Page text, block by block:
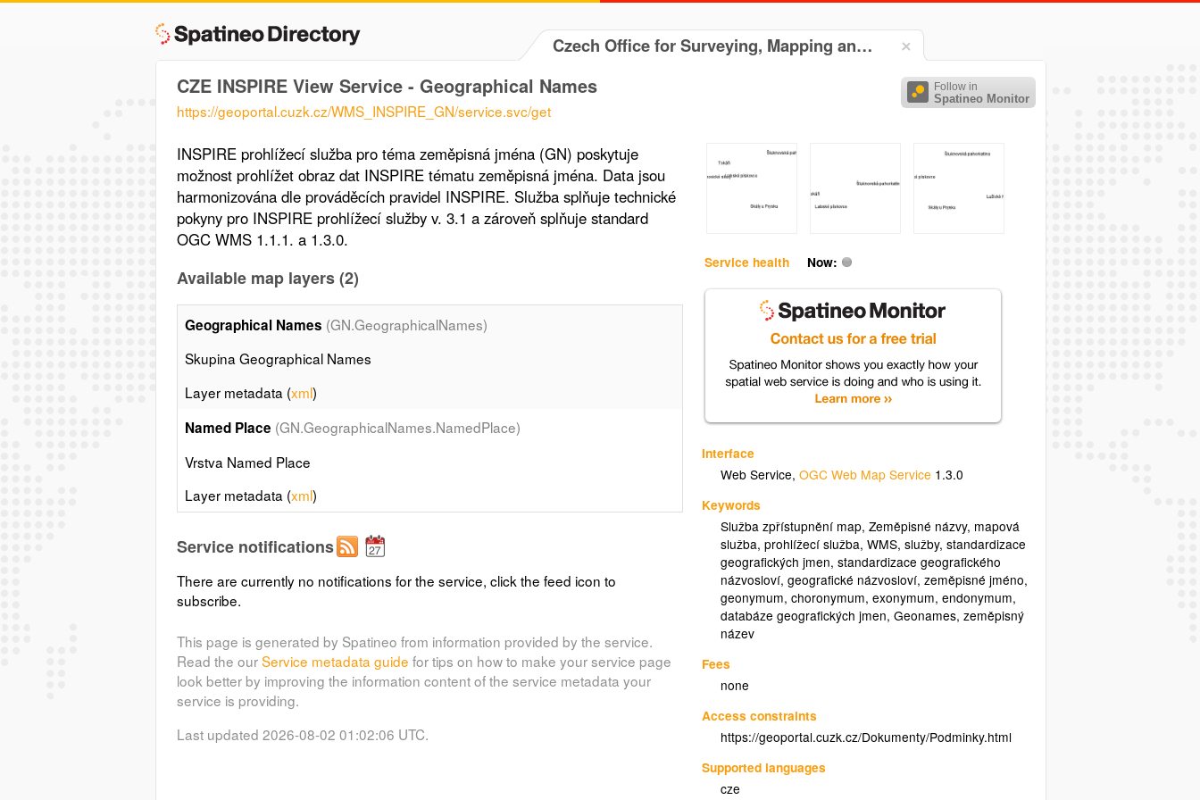
Czech Office for Surveying, Mapping an…
Follow in
Spatineo Monitor
CZE INSPIRE View Service - Geographical Names
https://geoportal.cuzk.cz/WMS_INSPIRE_GN/service.svc/get
Service health Now:
Interface
Web Service,OGC Web Map Service 1.3.0
Keywords
Služba zpřístupnění map,Zeměpisné názvy, mapová
služba,prohlížecí služba,WMS,služby,standardizace
geografických jmen,standardizace geografického
názvosloví,geografické názvosloví,zeměpisné jméno,
geonymum,choronymum,exonymum,endonymum,
databáze geografických jmen,Geonames,zeměpisný
název
Fees
none
Access constraints
https://geoportal.cuzk.cz/Dokumenty/Podminky.html
Supported languages
cze
INSPIRE prohlížecí služba pro téma zeměpisná jména (GN) poskytuje
možnost prohlížet obraz dat INSPIRE tématu zeměpisná jména. Data jsou
harmonizována dle prováděcích pravidel INSPIRE. Služba splňuje technické
pokyny pro INSPIRE prohlížecí služby v. 3.1 a zároveň splňuje standard
OGC WMS 1.1.1. a 1.3.0.
Available map layers (2)
Geographical Names (GN.GeographicalNames)
Skupina Geographical Names
Layer metadata (xml)
Named Place (GN.GeographicalNames.NamedPlace)
Vrstva Named Place
Layer metadata (xml)
Service notifications
There are currently no notifications for the service, click the feed icon to
subscribe.
This page is generated by Spatineo from information provided by the service.
Read the ourService metadata guide for tips on how to make your service page
look better by improving the information content of the service metadata your
service is providing.
Last updated 2026-08-02 01:02:06 UTC.